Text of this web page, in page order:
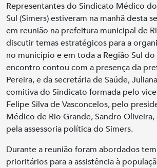
Representantes do Sindicato Médico
Sul (Simers) estiveram na manhã desta
em reunião na prefeitura municipal de
discutir temas estratégicos para a
no município e em toda a Região Sul
encontro contou com a presença da
Pereira, e da secretária de Saúde,
comitiva do Sindicato formada pelo
Felipe Silva de Vasconcelos, pelo
Médico de Rio Grande, Sandro Oliveira,
pela assessoria política do Simers.
Durante a reunião foram abordados
prioritários para a assistência à